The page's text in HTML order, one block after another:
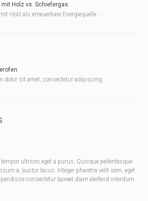
mit Holz vs. Schiefergas
Holz als erneuerbare Energiequelle ...
dolor sit amet, consectetur adipiscing...
ultrices eget a purus. Quisque pellentesque
a, auctor lacus. Integer pharetra velit sem, eget
consectetur laoreet diam eleifend interdum.